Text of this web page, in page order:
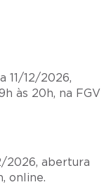
11/12/2026,
às 20h, na FGV
2026, abertura
online.